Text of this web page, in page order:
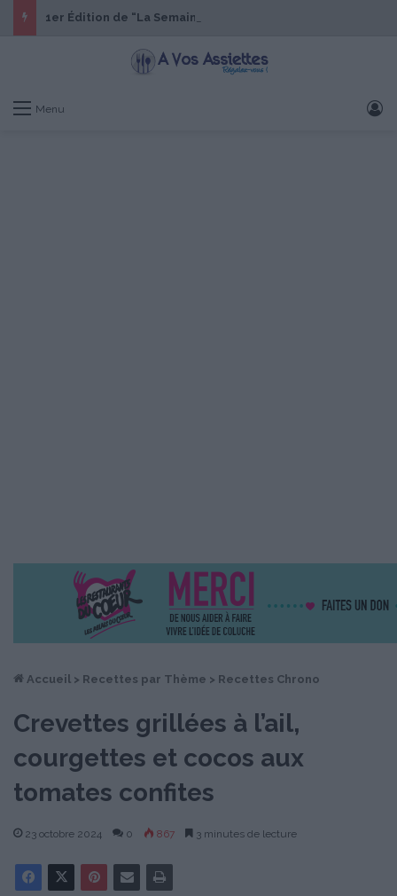
Menu
Accueil > Recettes par Thème > Recettes Chrono
Crevettes grillées à l’ail,
courgettes et cocos aux
tomates confites
23 octobre 2024 0 867 3 minutes de lecture